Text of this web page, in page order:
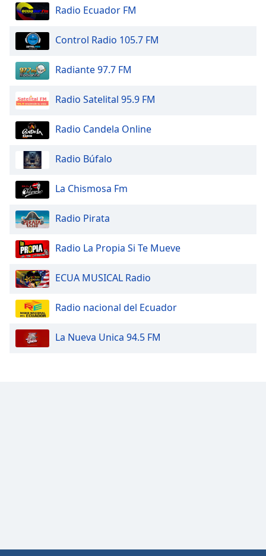
dialog
window.
Escape
cancel
and
close
window.
Color
Opacity
Text
Background
Color
Caption
Radio Ecuador FM
Control Radio 105.7 FM
Radiante 97.7 FM
Radio Satelital 95.9 FM
Radio Candela Online
Radio Búfalo
La Chismosa Fm
Radio Pirata
Radio La Propia Si Te Mueve
ECUA MUSICAL Radio
Radio nacional del Ecuador
La Nueva Unica 94.5 FM